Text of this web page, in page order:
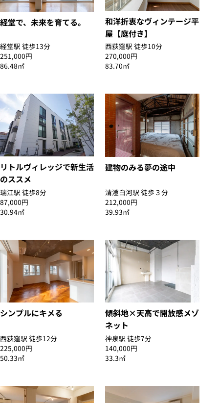
経堂で、未来を育てる。
経堂駅 徒歩13分
251,000円
86.48㎡
和洋折衷なヴィンテージ平
屋【庭付き】
西荻窪駅 徒歩10分
270,000円
83.70㎡
リトルヴィレッジで新生活
のススメ
瑞江駅 徒歩8分
87,000円
30.94㎡
建物のみる夢の途中
清澄白河駅 徒歩３分
212,000円
39.93㎡
シンプルにキメる
西荻窪駅 徒歩12分
225,000円
50.33㎡
傾斜地×天高で開放感メゾ
ネット
神泉駅 徒歩7分
140,000円
33.3㎡